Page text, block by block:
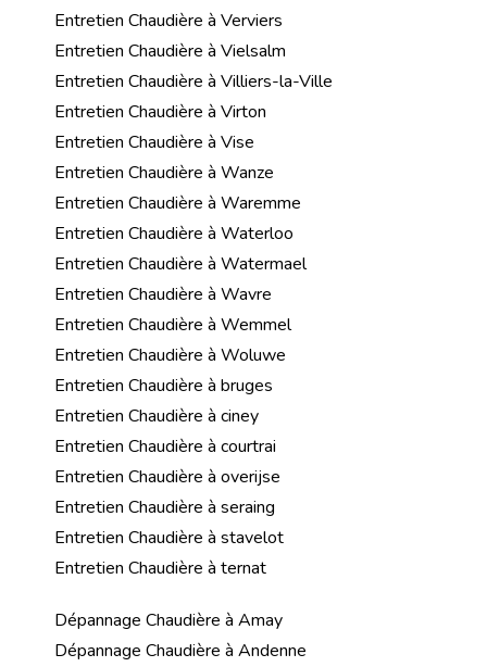
Entretien Chaudière à Verviers
Entretien Chaudière à Vielsalm
Entretien Chaudière à Villiers-la-Ville
Entretien Chaudière à Virton
Entretien Chaudière à Vise
Entretien Chaudière à Wanze
Entretien Chaudière à Waremme
Entretien Chaudière à Waterloo
Entretien Chaudière à Watermael
Entretien Chaudière à Wavre
Entretien Chaudière à Wemmel
Entretien Chaudière à Woluwe
Entretien Chaudière à bruges
Entretien Chaudière à ciney
Entretien Chaudière à courtrai
Entretien Chaudière à overijse
Entretien Chaudière à seraing
Entretien Chaudière à stavelot
Entretien Chaudière à ternat
Dépannage Chaudière à Amay
Dépannage Chaudière à Andenne